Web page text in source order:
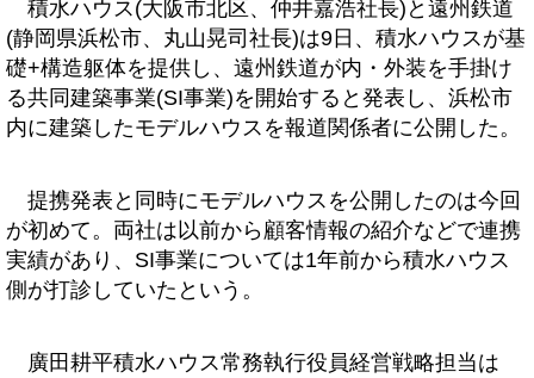
積水ハウス(大阪市北区、仲井嘉浩社長)と遠州鉄道
(静岡県浜松市、丸山晃司社長)は9日、積水ハウスが基
礎+構造躯体を提供し、遠州鉄道が内・外装を手掛け
る共同建築事業(SI事業)を開始すると発表し、浜松市
内に建築したモデルハウスを報道関係者に公開した。
提携発表と同時にモデルハウスを公開したのは今回
が初めて。両社は以前から顧客情報の紹介などで連携
実績があり、SI事業については1年前から積水ハウス
側が打診していたという。
廣田耕平積水ハウス常務執行役員経営戦略担当は